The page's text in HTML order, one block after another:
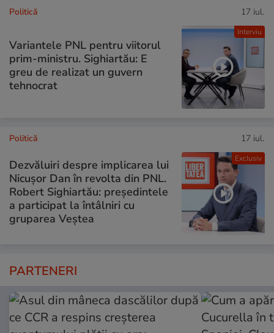
Interviu
Politică 17 iul.
Variantele PNL pentru viitorul
prim-ministru. Sighiartău: E
greu de realizat un guvern
tehnocrat
Exclusiv
Politică 17 iul.
Dezvăluiri despre implicarea lui
Nicușor Dan în revolta din PNL.
Robert Sighiartău: președintele
a participat la întâlniri cu
gruparea Veștea
PARTENERI